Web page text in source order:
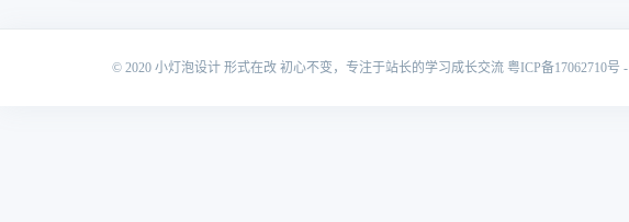
© 2020 小灯泡设计 形式在改 初心不变，专注于站长的学习成长交流 粤ICP备17062710号